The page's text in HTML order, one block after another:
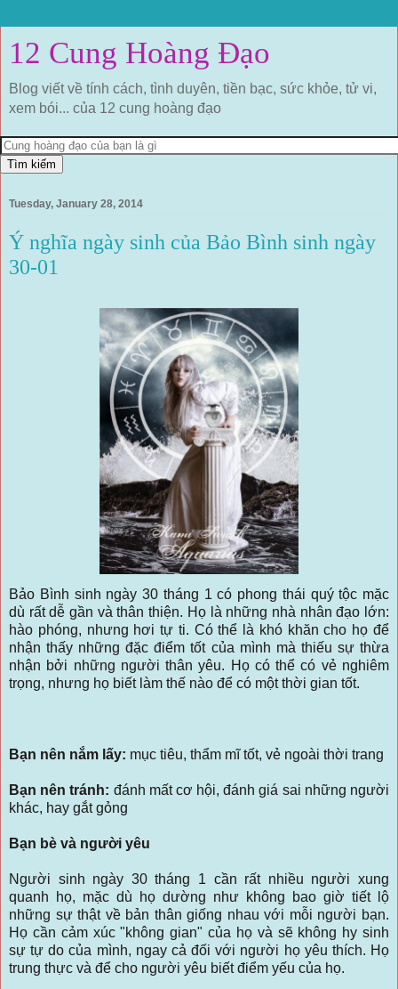
12 Cung Hoàng Đạo
Blog viết về tính cách, tình duyên, tiền bạc, sức khỏe, tử vi,
xem bói... của 12 cung hoàng đạo
Tuesday, January 28, 2014
Ý nghĩa ngày sinh của Bảo Bình sinh ngày
30-01
Bảo Bình sinh ngày 30 tháng 1 có phong thái quý tộc mặc
dù rất dễ gần và thân thiện. Họ là những nhà nhân đạo lớn:
hào phóng, nhưng hơi tự ti. Có thể là khó khăn cho họ để
nhận thấy những đặc điểm tốt của mình mà thiếu sự thừa
nhận bởi những người thân yêu. Họ có thể có vẻ nghiêm
trọng, nhưng họ biết làm thế nào để có một thời gian tốt.
Bạn nên nắm lấy: mục tiêu, thẩm mĩ tốt, vẻ ngoài thời trang
Bạn nên tránh: đánh mất cơ hội, đánh giá sai những người
khác, hay gắt gỏng
Bạn bè và người yêu
Người sinh ngày 30 tháng 1 cần rất nhiều người xung
quanh họ, mặc dù họ dường như không bao giờ tiết lộ
những sự thật về bản thân giống nhau với mỗi người bạn.
Họ cần cảm xúc "không gian" của họ và sẽ không hy sinh
sự tự do của mình, ngay cả đối với người họ yêu thích. Họ
trung thực và để cho người yêu biết điểm yếu của họ.